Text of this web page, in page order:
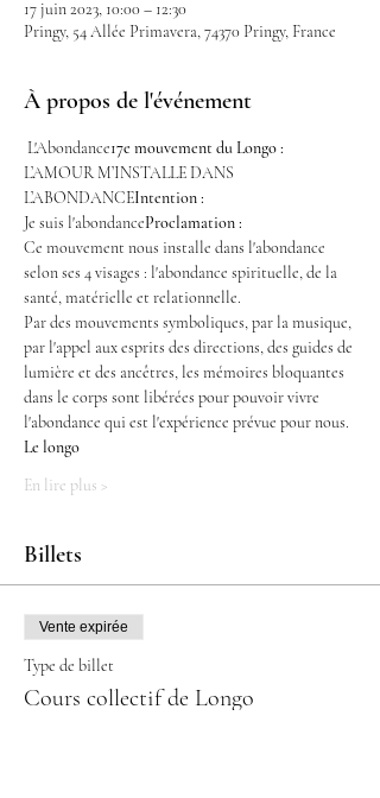
17 juin 2023, 10:00 – 12:30
Pringy, 54 Allée Primavera, 74370 Pringy, France
À propos de l'événement
L'Abondance17e mouvement du Longo :
L’AMOUR M’INSTALLE DANS
L’ABONDANCEIntention :
Je suis l'abondanceProclamation :
Ce mouvement nous installe dans l'abondance
selon ses 4 visages : l'abondance spirituelle, de la
santé, matérielle et relationnelle.
Par des mouvements symboliques, par la musique,
par l'appel aux esprits des directions, des guides de
lumière et des ancêtres, les mémoires bloquantes
dans le corps sont libérées pour pouvoir vivre
l'abondance qui est l'expérience prévue pour nous.
Le longo
En lire plus >
Billets
Vente expirée
Type de billet
Cours collectif de Longo